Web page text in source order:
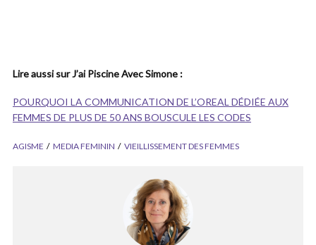
Lire aussi sur J’ai Piscine Avec Simone :
POURQUOI LA COMMUNICATION DE L’OREAL DÉDIÉE AUX
FEMMES DE PLUS DE 50 ANS BOUSCULE LES CODES
AGISME MEDIA FEMININ VIEILLISSEMENT DES FEMMES